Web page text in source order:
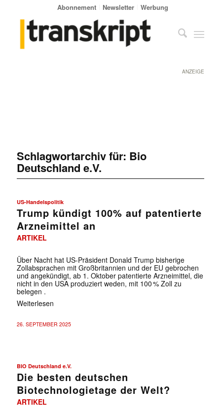
Abonnement Newsletter Werbung
ANZEIGE
Schlagwortarchiv für: Bio
Deutschland e.V.
US-Handelspolitik
Trump kündigt 100% auf patentierte
Arzneimittel an
ARTIKEL
Über Nacht hat US-Präsident Donald Trump bisherige
Zollabsprachen mit Großbritannien und der EU gebrochen
und angekündigt, ab 1. Oktober patentierte Arzneimittel, die
nicht in den USA produziert weden, mit 100 % Zoll zu
belegen .
Weiterlesen
26. SEPTEMBER 2025
BIO Deutschland e.V.
Die besten deutschen
Biotechnologietage der Welt?
ARTIKEL